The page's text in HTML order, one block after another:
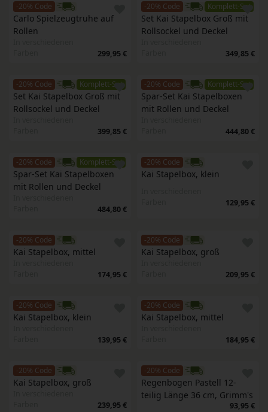
-20% Code
Carlo Spielzeugtruhe auf
Rollen
299,95 €
-20% Code Komplett-Set
Set Kai Stapelbox Groß mit
Rollsockel und Deckel
349,85 €
-20% Code Komplett-Set
Set Kai Stapelbox Groß mit
Rollsockel und Deckel
399,85 €
-20% Code Komplett-Set
Spar-Set Kai Stapelboxen
mit Rollen und Deckel
444,80 €
-20% Code Komplett-Set
Spar-Set Kai Stapelboxen
mit Rollen und Deckel
484,80 €
-20% Code
Kai Stapelbox, klein
129,95 €
-20% Code
Kai Stapelbox, mittel
174,95 €
-20% Code
Kai Stapelbox, groß
209,95 €
-20% Code
Kai Stapelbox, klein
139,95 €
-20% Code
Kai Stapelbox, mittel
184,95 €
-20% Code
Kai Stapelbox, groß
239,95 €
-20% Code
Regenbogen Pastell 12-
teilig Länge 36 cm, Grimm's
93,95 €